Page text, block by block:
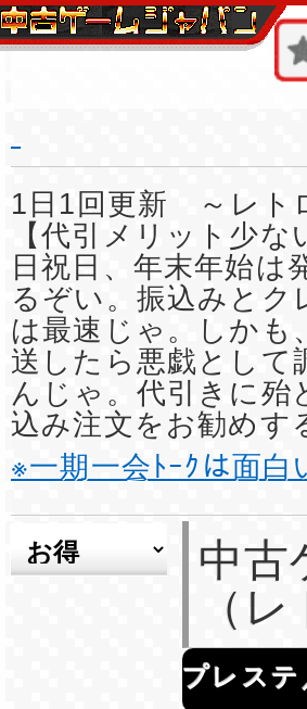
1日1回更新 ～レト
【代引メリット少な
日祝日、年末年始は
るぞい。振込みとク
は最速じゃ。しかも
送したら悪戯として
んじゃ。代引きに殆
込み注文をお勧めす
※一期一会ﾄｰｸは面
中古
（
プレス